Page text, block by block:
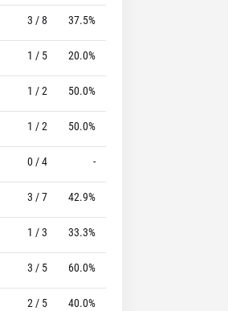
3 / 8 37.5%
1 / 5 20.0%
1 / 2 50.0%
1 / 2 50.0%
0 / 4 -
3 / 7 42.9%
1 / 3 33.3%
3 / 5 60.0%
2 / 5 40.0%